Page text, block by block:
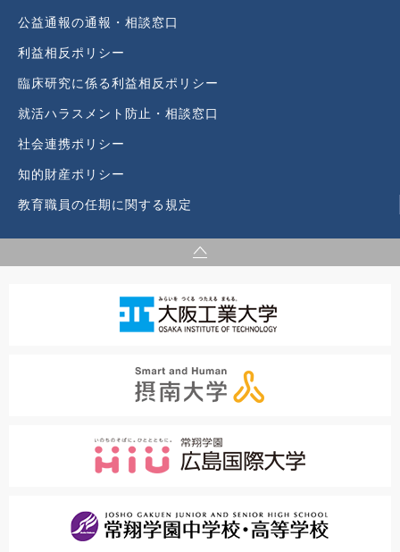
公益通報の通報・相談窓口
利益相反ポリシー
臨床研究に係る利益相反ポリシー
就活ハラスメント防止・相談窓口
社会連携ポリシー
知的財産ポリシー
教育職員の任期に関する規定